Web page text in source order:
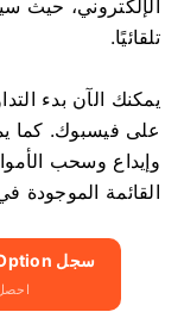
الإلكتروني، حيث
تلقائيًا.
على فيسبوك. كما
وإيداع وسحب
القائمة الموجودة
سجل IQ Option واحصل على 10000 دولار مجانًا
احصل على 10000